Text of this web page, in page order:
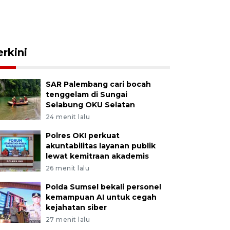
SAR Palembang cari bocah
tenggelam di Sungai
Selabung OKU Selatan
24 menit lalu
Polres OKI perkuat
akuntabilitas layanan publik
lewat kemitraan akademis
26 menit lalu
Polda Sumsel bekali personel
kemampuan AI untuk cegah
kejahatan siber
27 menit lalu